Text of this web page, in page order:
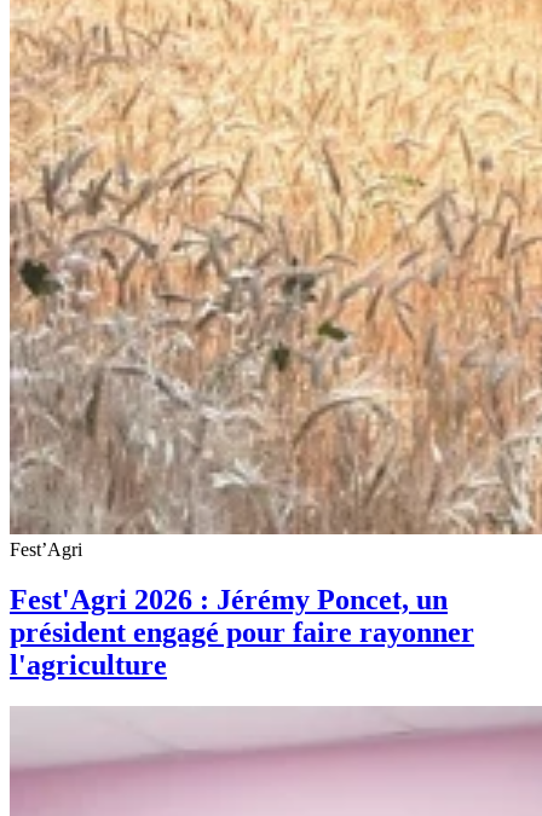
Fest’Agri
Fest'Agri 2026 : Jérémy Poncet, un
président engagé pour faire rayonner
l'agriculture